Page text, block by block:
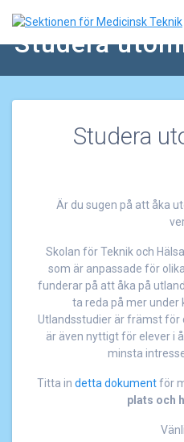
till
Studera
Studera
Är du sugen på att åka
Skolan för Teknik och
som är anpassade för
funderar på att åka på
ta reda på mer
Utlandsstudier är främst för
är även nyttigt för elever i
minsta
Titta in detta dokumentför
plats och